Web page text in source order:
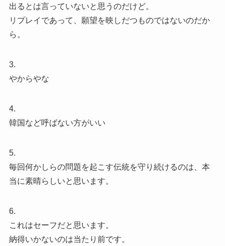
出るとは言っていないと思うのだけど。
リプレイであって、願望を映しだつものではないのだか
ら。
3.
やからやな
4.
韓国など呼ばない方がいい
5.
毎回何かしらの問題を起こす伝統を守り続けるのは、本
当に素晴らしいと思います。
6.
これはセーフだと思います。
納得いかないのは当たり前です。